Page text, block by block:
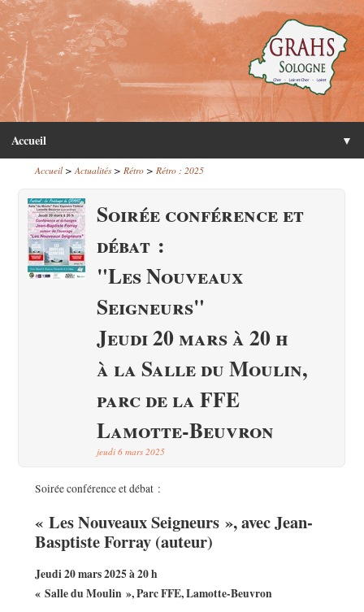
Accueil ▼
Accueil> Actualités> Rétro> Rétro : 2025
Soirée conférence et
débat :
"Les Nouveaux
Seigneurs"
Jeudi 20 mars à 20 h
à la Salle du Moulin,
parc de la FFE
Lamotte-Beuvron
jeudi 6 mars 2025
Soirée conférence et débat :
« Les Nouveaux Seigneurs », avec Jean-
Basptiste Forray (auteur)
Jeudi 20 mars 2025 à 20 h
« Salle du Moulin », Parc FFE, Lamotte-Beuvron